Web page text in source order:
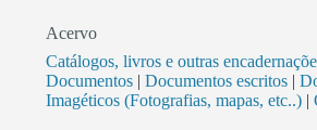
Acervo
Catálogos, livros e outras
Documentos | Documentos escritos |
Imagéticos (Fotografias, mapas, etc..) |